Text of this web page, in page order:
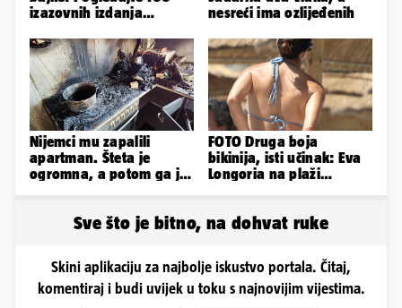
izazovnih izdanja
nesreći ima ozlijeđenih
Nijemci mu zapalili
apartman. Šteta je
ogromna, a potom ga je
FOTO Druga boja
bikinija, isti učinak: Eva
Longoria na plaži
Sve što je bitno, na dohvat ruke
Skini aplikaciju za najbolje iskustvo portala. Čitaj,
komentiraj i budi uvijek u toku s najnovijim vijestima.